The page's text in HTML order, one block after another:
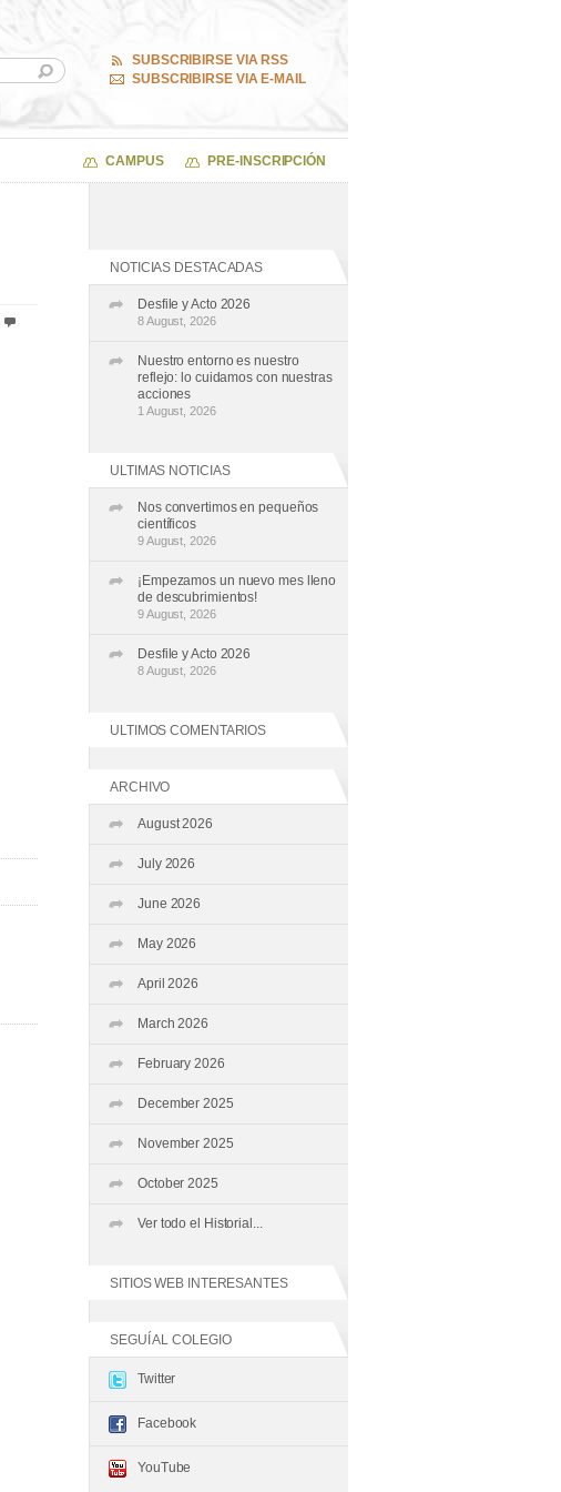
SUBSCRIBIRSE VIA RSS
SUBSCRIBIRSE VIA E-MAIL
CAMPUS PRE-INSCRIPCIÓN
NOTICIAS DESTACADAS
Desfile y Acto 2026
8 August, 2026
Nuestro entorno es nuestro
reflejo: lo cuidamos con nuestras
acciones
1 August, 2026
ULTIMAS NOTICIAS
Nos convertimos en pequeños
científicos
9 August, 2026
¡Empezamos un nuevo mes lleno
de descubrimientos!
9 August, 2026
Desfile y Acto 2026
8 August, 2026
ULTIMOS COMENTARIOS
ARCHIVO
August 2026
July 2026
June 2026
May 2026
April 2026
March 2026
February 2026
December 2025
November 2025
October 2025
Ver todo el Historial...
SITIOS WEB INTERESANTES
SEGUÍ AL COLEGIO
Twitter
Facebook
YouTube